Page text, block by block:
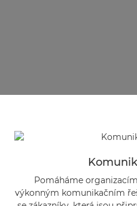
Pomáháme
výkonným komunikačním